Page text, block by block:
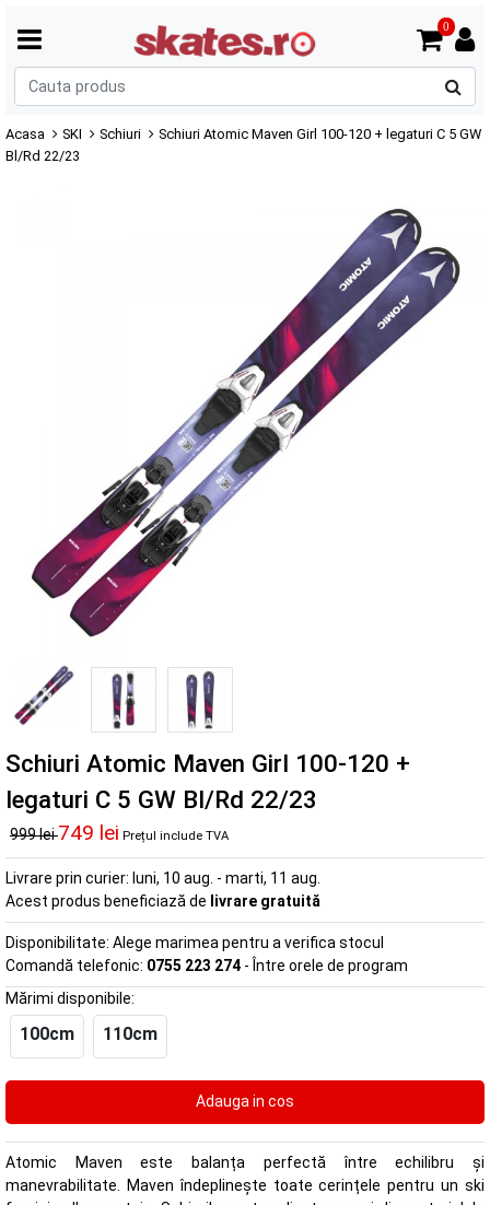
0
Acasa SKI Schiuri
Schiuri Atomic Maven Girl 100-120 + legaturi C 5 GW
Bl/Rd 22/23
Schiuri Atomic Maven Girl 100-120 +
legaturi C 5 GW Bl/Rd 22/23
999 lei749 lei Prețul include TVA
Livrare prin curier: luni, 10 aug. - marti, 11 aug.
Acest produs beneficiază de livrare gratuită
Disponibilitate: Alege marimea pentru a verifica stocul
Comandă telefonic: 0755 223 274 - Între orele de program
Mărimi disponibile:
100cm 110cm
Atomic Maven este balanța perfectă între echilibru și
manevrabilitate. Maven îndeplinește toate cerințele pentru un ski